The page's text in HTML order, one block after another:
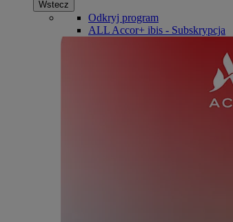
Wstecz
Odkryj program
ALL Accor+ ibis - Subskrypcja